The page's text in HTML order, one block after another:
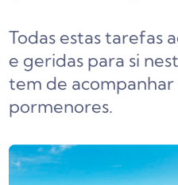
Todas estas tarefas
e geridas para si
tem de acompanhar
pormenores.